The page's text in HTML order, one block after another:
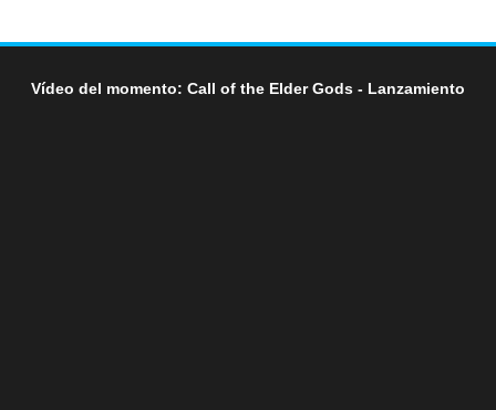
Vídeo del momento: Call of the Elder Gods - Lanzamiento